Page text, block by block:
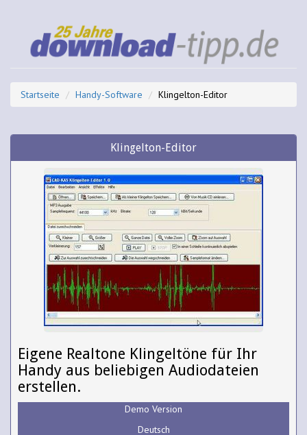
Startseite Handy-Software Klingelton-Editor
Klingelton-Editor
Eigene Realtone Klingeltöne für Ihr
Handy aus beliebigen Audiodateien
erstellen.
Demo Version
Deutsch